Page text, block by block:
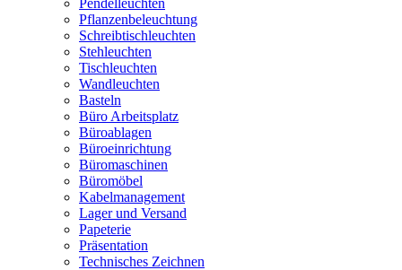
Pendelleuchten
Pflanzenbeleuchtung
Schreibtischleuchten
Stehleuchten
Tischleuchten
Wandleuchten
Basteln
Büro Arbeitsplatz
Büroablagen
Büroeinrichtung
Büromaschinen
Büromöbel
Kabelmanagement
Lager und Versand
Papeterie
Präsentation
Technisches Zeichnen